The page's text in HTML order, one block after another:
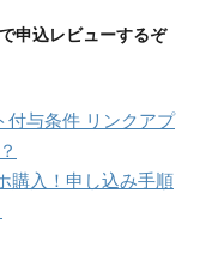
申込レビューするぞ
付与条件 リンクアプ
購入！申し込み手順